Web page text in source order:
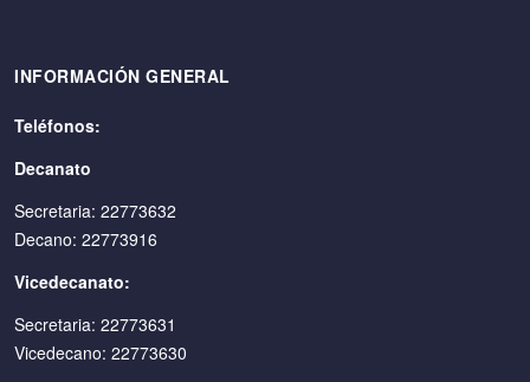
INFORMACIÓN GENERAL
Teléfonos:
Decanato
Secretaria: 22773632
Decano: 22773916
Vicedecanato:
Secretaria: 22773631
Vicedecano: 22773630